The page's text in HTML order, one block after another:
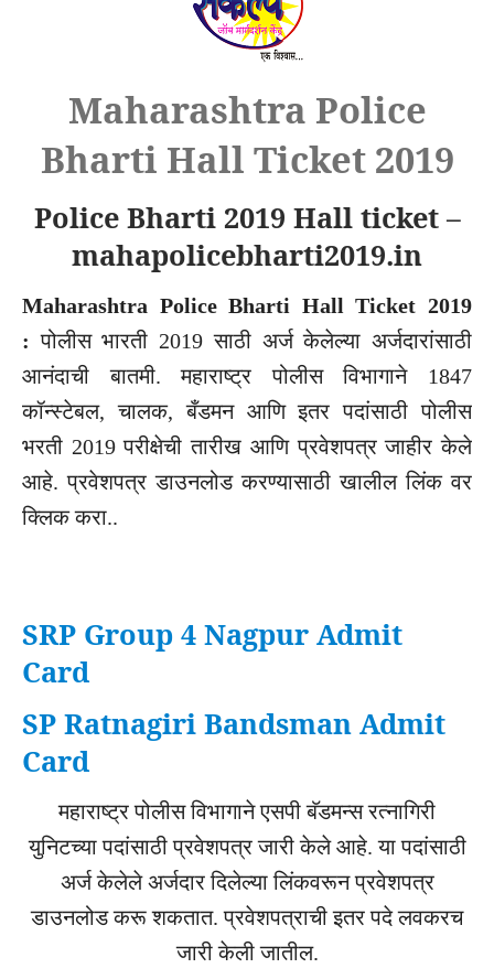
Maharashtra Police
Bharti Hall Ticket 2019
Police Bharti 2019 Hall ticket –
mahapolicebharti2019.in
Maharashtra Police Bharti Hall Ticket 2019
:पोलीस भारती 2019साठी अर्ज केलेल्या अर्जदारांसाठी
आनंदाची
बातमी.महाराष्ट्र पोलीस विभागाने1847
कॉन्स्टेबल,चालक,बँडमन आणि इतर पदांसाठी पोलीस
भरती 2019परीक्षेची तारीख आणि प्रवेशपत्र जाहीर केले
आहे.प्रवेशपत्र डाउनलोड करण्यासाठी खालील लिंक वर
क्लिक करा..
SRP Group 4 Nagpur Admit
Card
SP Ratnagiri Bandsman Admit
Card
महाराष्ट्र पोलीस विभागाने एसपी बॅडमन्स रत्नागिरी
युनिटच्या पदांसाठी प्रवेशपत्र जारी केले आहे. या पदांसाठी
अर्ज केलेले अर्जदार दिलेल्या लिंकवरून प्रवेशपत्र
डाउनलोड करू शकतात. प्रवेशपत्राची इतर पदे लवकरच
जारी केली जातील.